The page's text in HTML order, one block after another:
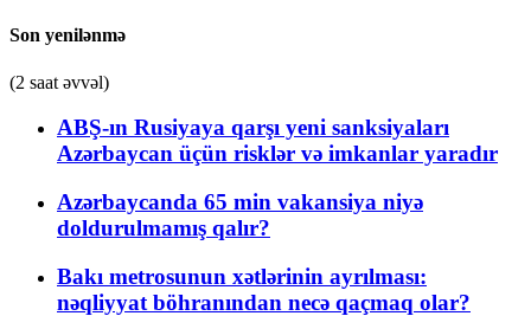
Son yenilənmə
(2 saat əvvəl)
ABŞ-ın Rusiyaya qarşı yeni sanksiyaları
Azərbaycan üçün risklər və imkanlar yaradır
Azərbaycanda 65 min vakansiya niyə
doldurulmamış qalır?
Bakı metrosunun xətlərinin ayrılması:
nəqliyyat böhranından necə qaçmaq olar?